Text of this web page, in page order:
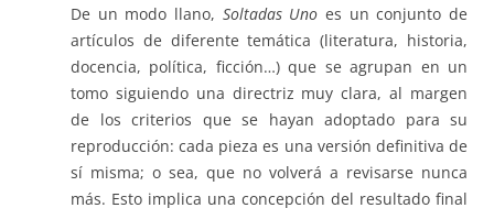
De un modo llano, Soltadas Unoes un conjunto de
artículos de diferente temática (literatura, historia,
docencia, política, ficción…) que se agrupan en un
tomo siguiendo una directriz muy clara, al margen
de los criterios que se hayan adoptado para su
reproducción: cada pieza es una versión definitiva de
sí misma; o sea, que no volverá a revisarse nunca
más. Esto implica una concepción del resultado final